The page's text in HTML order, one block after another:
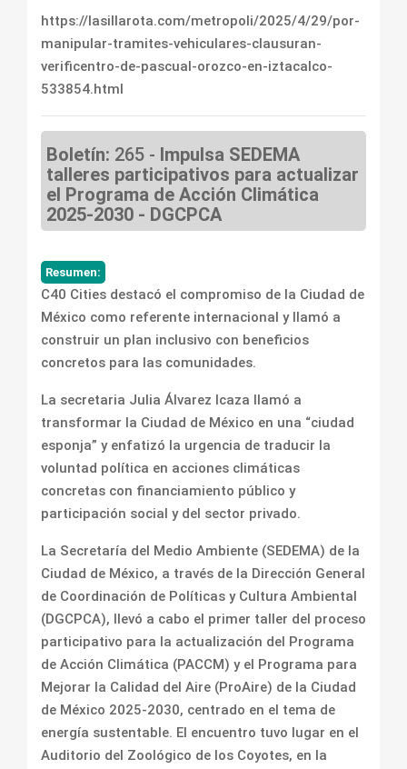
https://lasillarota.com/metropoli/2025/4/29/por-
manipular-tramites-vehiculares-clausuran-
verificentro-de-pascual-orozco-en-iztacalco-
533854.html
Boletín: 265 - Impulsa SEDEMA
talleres participativos para actualizar
el Programa de Acción Climática
2025-2030 - DGCPCA
Resumen:
C40 Cities destacó el compromiso de la Ciudad de
México como referente internacional y llamó a
construir un plan inclusivo con beneficios
concretos para las comunidades.
La secretaria Julia Álvarez Icaza llamó a
transformar la Ciudad de México en una “ciudad
esponja” y enfatizó la urgencia de traducir la
voluntad política en acciones climáticas
concretas con financiamiento público y
participación social y del sector privado.
La Secretaría del Medio Ambiente (SEDEMA) de la
Ciudad de México, a través de la Dirección General
de Coordinación de Políticas y Cultura Ambiental
(DGCPCA), llevó a cabo el primer taller del proceso
participativo para la actualización del Programa
de Acción Climática (PACCM) y el Programa para
Mejorar la Calidad del Aire (ProAire) de la Ciudad
de México 2025-2030, centrado en el tema de
energía sustentable. El encuentro tuvo lugar en el
Auditorio del Zoológico de los Coyotes, en la